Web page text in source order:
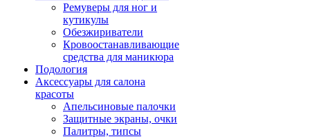
Ремуверы для ног и
кутикулы
Обезжириватели
Кровоостанавливающие
средства для маникюра
Подология
Аксессуары для салона
красоты
Апельсиновые палочки
Защитные экраны, очки
Палитры, типсы